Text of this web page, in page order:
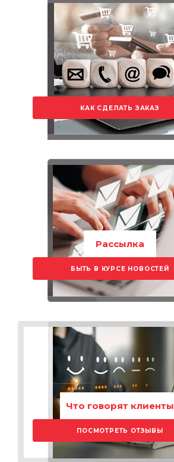
КАК СДЕЛАТЬ ЗАКАЗ
Рассылка
БЫТЬ В КУРСЕ НОВОСТЕЙ
Что говорят клиенты
ПОСМОТРЕТЬ ОТЗЫВЫ